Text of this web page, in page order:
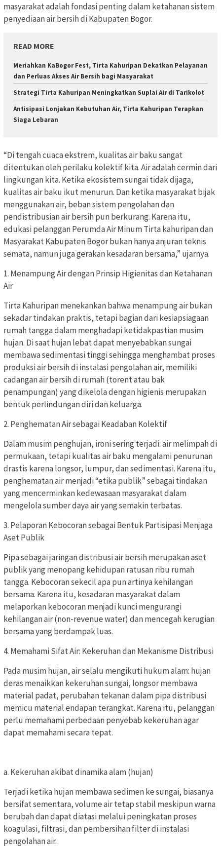
masyarakat adalah fondasi penting dalam ketahanan sistem
penyediaan air bersih di Kabupaten Bogor.
READ MORE
Meriahkan KaBogor Fest, Tirta Kahuripan Dekatkan Pelayanan
dan Perluas Akses Air Bersih bagi Masyarakat
Strategi Tirta Kahuripan Meningkatkan Suplai Air di Tarikolot
Antisipasi Lonjakan Kebutuhan Air, Tirta Kahuripan Terapkan
Siaga Lebaran
“Di tengah cuaca ekstrem, kualitas air baku sangat
ditentukan oleh perilaku kolektif kita. Air adalah cermin dari
lingkungan kita. Ketika ekosistem sungai tidak dijaga,
kualitas air baku ikut menurun. Dan ketika masyarakat bijak
menggunakan air, beban sistem pengolahan dan
pendistribusian air bersih pun berkurang. Karena itu,
edukasi pelanggan Perumda Air Minum Tirta kahuripan dan
Masyarakat Kabupaten Bogor bukan hanya anjuran teknis
semata, namun juga gerakan kesadaran bersama,” ujarnya.
1. Menampung Air dengan Prinsip Higienitas dan Ketahanan
Air
Tirta Kahuripan menekankan bahwa menampung air bukan
sekadar tindakan praktis, tetapi bagian dari kesiapsiagaan
rumah tangga dalam menghadapi ketidakpastian musim
hujan. Di saat hujan lebat dapat menyebabkan sungai
membawa sedimentasi tinggi sehingga menghambat proses
produksi air bersih di instalasi pengolahan air, memiliki
cadangan air bersih di rumah (torent atau bak
penampungan) yang dikelola dengan higienis merupakan
bentuk perlindungan diri dan keluarga.
2. Penghematan Air sebagai Keadaban Kolektif
Dalam musim penghujan, ironi sering terjadi: air melimpah di
permukaan, tetapi kualitas air baku mengalami penurunan
drastis karena longsor, lumpur, dan sedimentasi. Karena itu,
penghematan air menjadi “etika publik” sebagai tindakan
yang mencerminkan kedewasaan masyarakat dalam
mengelola sumber daya air yang semakin terbatas.
3. Pelaporan Kebocoran sebagai Bentuk Partisipasi Menjaga
Aset Publik
Pipa sebagai jaringan distribusi air bersih merupakan aset
publik yang menopang kehidupan ratusan ribu rumah
tangga. Kebocoran sekecil apa pun artinya kehilangan
bersama. Karena itu, kesadaran masyarakat dalam
melaporkan kebocoran menjadi kunci mengurangi
kehilangan air (non-revenue water) dan mencegah kerugian
bersama yang berdampak luas.
4. Memahami Sifat Air: Kekeruhan dan Mekanisme Distribusi
Pada musim hujan, air selalu mengikuti hukum alam: hujan
deras menaikkan kekeruhan sungai, longsor membawa
material padat, perubahan tekanan dalam pipa distribusi
memicu material endapan terangkat. Karena itu, pelanggan
perlu memahami perbedaan penyebab kekeruhan agar
dapat memahami secara tepat.
a. Kekeruhan akibat dinamika alam (hujan)
Terjadi ketika hujan membawa sedimen ke sungai, biasanya
bersifat sementara, volume air tetap stabil meskipun warna
berubah dan dapat diatasi melalui peningkatan proses
koagulasi, filtrasi, dan pembersihan filter di instalasi
pengolahan air.